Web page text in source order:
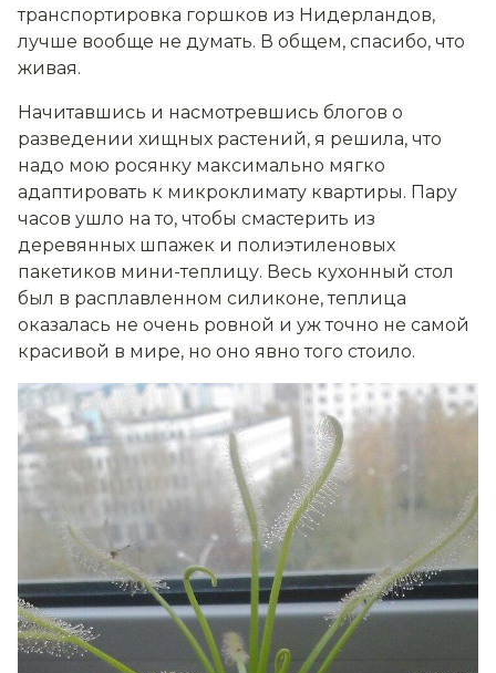
транспортировка горшков из Нидерландов,
лучше вообще не думать. В общем, спасибо, что
живая.
Начитавшись и насмотревшись блогов о
разведении хищных растений, я решила, что
надо мою росянку максимально мягко
адаптировать к микроклимату квартиры. Пару
часов ушло на то, чтобы смастерить из
деревянных шпажек и полиэтиленовых
пакетиков мини-теплицу. Весь кухонный стол
был в расплавленном силиконе, теплица
оказалась не очень ровной и уж точно не самой
красивой в мире, но оно явно того стоило.